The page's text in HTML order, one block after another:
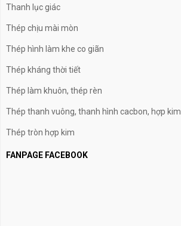
Thanh lục giác
Thép chịu mài mòn
Thép hình làm khe co giãn
Thép kháng thời tiết
Thép làm khuôn, thép rèn
Thép thanh vuông, thanh hình cacbon, hợp kim
Thép tròn hợp kim
FANPAGE FACEBOOK